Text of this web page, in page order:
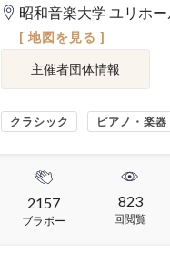
昭和音楽大学 ユリホ
[ 地図を見る ]
主催者団体情報
クラシック ピアノ・楽
2157
ブラボー
823
回閲覧